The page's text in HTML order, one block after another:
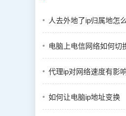
人去外地了ip归属地怎
电脑上电信网络如何切
代理ip对网络速度有影
如何让电脑ip地址变换